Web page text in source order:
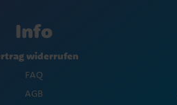
Info
widerrufen
FAQ
AGB